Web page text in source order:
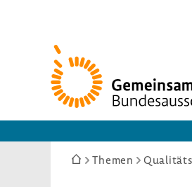
Zur
Startseite
Sie Themen